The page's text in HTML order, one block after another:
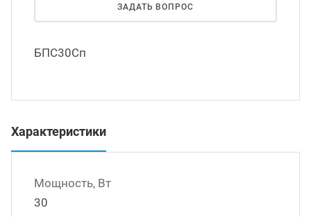
DC преобразователи
AC инверторы
преобразователи
ЗАДАТЬ ВОПРОС
БПС30Сп
Характеристики
Мощность, Вт
30